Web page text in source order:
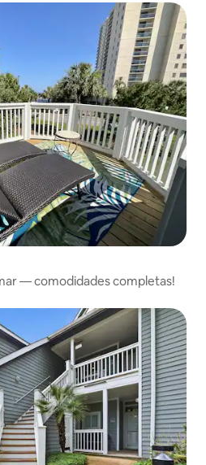
— comodidades completas!